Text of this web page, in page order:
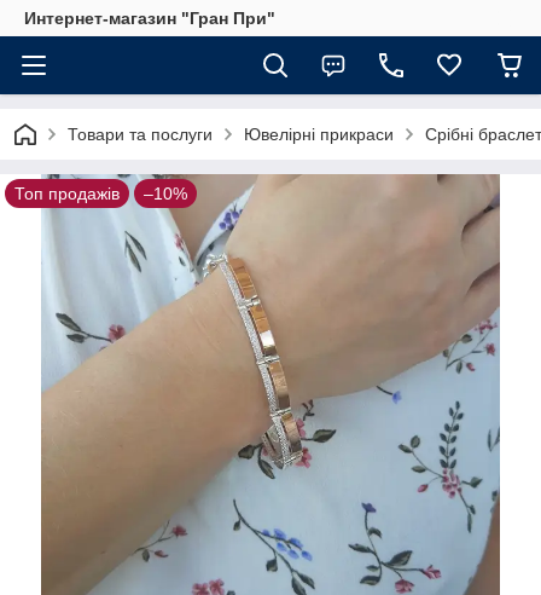
Интернет-магазин "Гран При"
Товари та послуги Ювелірні прикраси Срібні
Топ продажів –10%